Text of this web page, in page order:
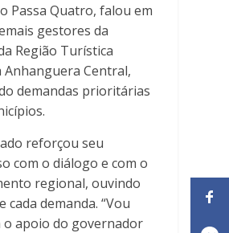
Passa Quatro, falou em
gestores da
Região Turística
Anhanguera Central,
demandas prioritárias
reforçou seu
com o diálogo e com o
regional, ouvindo
cada demanda. “Vou
o apoio do governador